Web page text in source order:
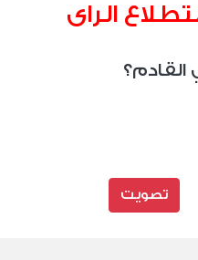
الراى
القادم؟
تصويت